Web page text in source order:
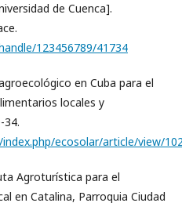
de Cuenca].
123456789/41734
en Cuba para el
locales y
34.
ecosolar/article/view/
Agroturística para el
en Catalina, Parroquia Ciudad